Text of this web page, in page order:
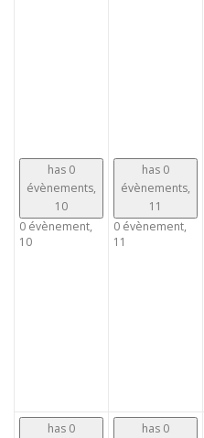
has 0
évènements,
10
0 évènement,
10
has 0
évènements,
11
0 évènement,
11
has 0
has 0